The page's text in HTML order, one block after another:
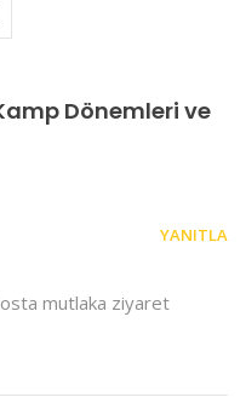
Dönemleri ve
mutlaka ziyaret
YANITLA